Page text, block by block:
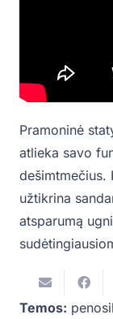
Pramoninė
atlieka savo
dešimtmečius.
užtikrina
atsparumą
Temos: penosil